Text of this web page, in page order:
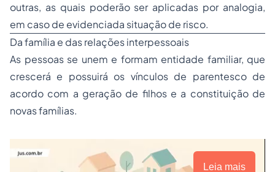
outras, as quais poderão ser aplicadas por analogia,
em caso de evidenciada situação de risco.
Da família e das relações interpessoais
As pessoas se unem e formam entidade familiar, que
crescerá e possuirá os vínculos de parentesco de
acordo com a geração de filhos e a constituição de
novas famílias.
Leia mais